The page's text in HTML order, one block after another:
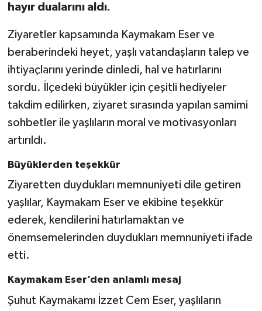
hayır dualarını aldı.
Ziyaretler kapsamında Kaymakam Eser ve
beraberindeki heyet, yaşlı vatandaşların talep ve
ihtiyaçlarını yerinde dinledi, hal ve hatırlarını
sordu. İlçedeki büyükler için çeşitli hediyeler
takdim edilirken, ziyaret sırasında yapılan samimi
sohbetler ile yaşlıların moral ve motivasyonları
artırıldı.
Büyüklerden teşekkür
Ziyaretten duydukları memnuniyeti dile getiren
yaşlılar, Kaymakam Eser ve ekibine teşekkür
ederek, kendilerini hatırlamaktan ve
önemsemelerinden duydukları memnuniyeti ifade
etti.
Kaymakam Eser’den anlamlı mesaj
Şuhut Kaymakamı İzzet Cem Eser, yaşlıların